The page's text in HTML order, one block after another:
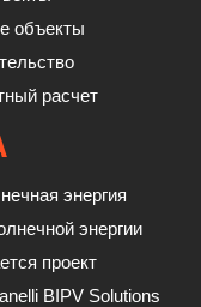
объекты
расчет
энергия
энергии
проект
BIPV Solutions